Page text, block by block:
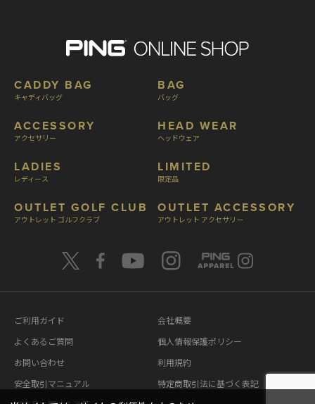
CADDY BAG
キャディバッグ
ACCESSORY
アクセサリー
LADIES
レディース
OUTLET GOLF CLUB
アウトレット ゴルフクラブ
BAG
バッグ
HEAD WEAR
ヘッドウェア
LIMITED
限定品
OUTLET ACCESSORY
アウトレット アクセサリー
ご利用ガイド
よくあるご質問
お問い合わせ
安全取引マニュアル
会社概要
個人情報保護ポリシー
利用規約
特定商取引法に基づく表記